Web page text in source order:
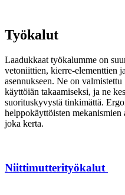
Työkalut
Laadukkaat työkalumme on
vetoniittien, kierre-elementtien
asennukseen. Ne on
käyttöiän takaamiseksi, ja ne
suorituskyvystä tinkimättä.
helppokäyttöisten mekanismien
joka kerta.
Niittimutterityökalut